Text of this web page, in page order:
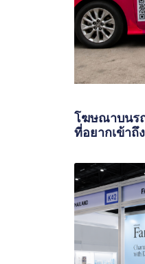
โฆษณาบนร
ที่อยากเข้าถึ